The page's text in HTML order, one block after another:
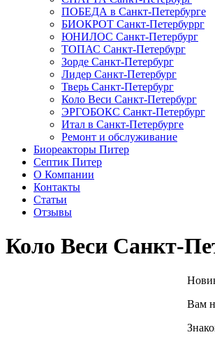
ПОБЕДА в Санкт-Петербурге
БИОКРОТ Санкт-Петербуррг
ЮНИЛОС Санкт-Петербург
ТОПАС Санкт-Петербург
Зорде Санкт-Петербург
Лидер Санкт-Петербург
Тверь Санкт-Петербург
Коло Веси Санкт-Петербург
ЭРГОБОКС Санкт-Петербург
Итал в Санкт-Петербурге
Ремонт и обслуживание
Биореакторы Питер
Септик Питер
О Компании
Контакты
Статьи
Отзывы
Коло Веси Санкт-
Вам